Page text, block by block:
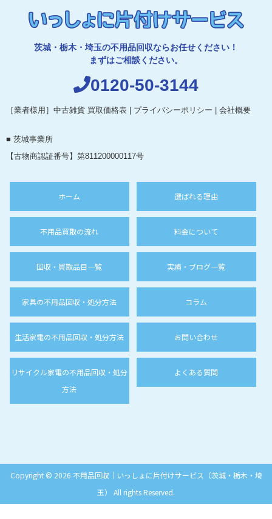
茨城・栃木・埼玉の不用品回収ならお任せください！
まずはご相談ください。
0120-50-3144
［業者様用］中古雑貨 買取価格表 プライバシーポリシー 会社概要
■ 茨城事業所
【古物商認証番号】第811200000117号
ホーム 選ばれる理由
不用品買取の流れ 料金について
回収・買取品目一覧
家具の不用品回収・処分方法
生活家電の不用品回収・処分方法
リサイクル家電の不用品回収・処分
方法
実績・ブログ一覧
コラム
お問い合わせ
よくある質問
Copyright © 2026 不用品回収｜いっしょに片付けサービス（茨城・栃木・埼
玉） All rights Reserved.